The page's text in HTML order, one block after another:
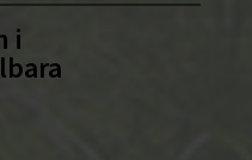
i